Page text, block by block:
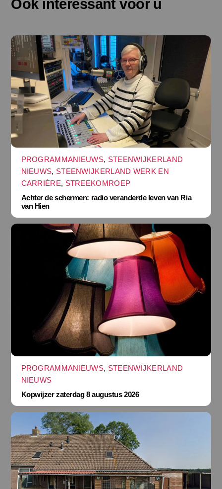
Ook interessant voor u
PROGRAMMANIEUWS, STEENWIJKERLAND
NIEUWS, STEENWIJKERLAND WERK EN
CARRIÈRE, STREEKOMROEP
Achter de schermen: radio veranderde leven van Ria
van Hien
PROGRAMMANIEUWS, STEENWIJKERLAND
NIEUWS
Kopwijzer zaterdag 8 augustus 2026